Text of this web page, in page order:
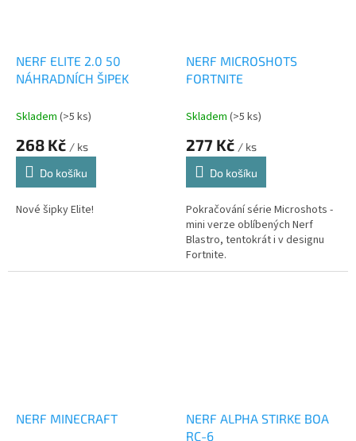
NERF ELITE 2.0 50
NÁHRADNÍCH ŠIPEK
Skladem (>5 ks)
268 Kč / ks
Do košíku
Nové šipky Elite!
NERF MICROSHOTS
FORTNITE
Skladem (>5 ks)
277 Kč / ks
Do košíku
Pokračování série Microshots -
mini verze oblíbených Nerf
Blastro, tentokrát i v designu
Fortnite.
NERF MINECRAFT
NERF ALPHA STIRKE BOA
RC-6